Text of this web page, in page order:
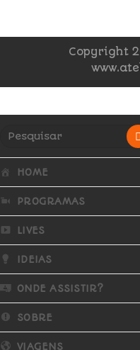
Copyright
HOME
PROGRAMAS
LIVES
IDEIAS
ONDE ASSISTIR?
SOBRE
VIAGENS